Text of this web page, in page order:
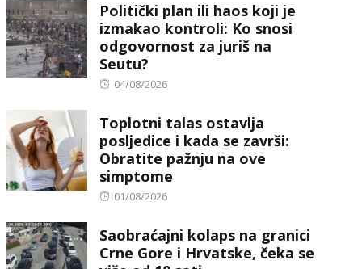
Politički plan ili haos koji je
izmakao kontroli: Ko snosi
odgovornost za juriš na
Seutu?
Posted
04/08/2026
Toplotni talas ostavlja
posljedice i kada se završi:
Obratite pažnju na ove
simptome
Posted
01/08/2026
Saobraćajni kolaps na granici
Crne Gore i Hrvatske, čeka se